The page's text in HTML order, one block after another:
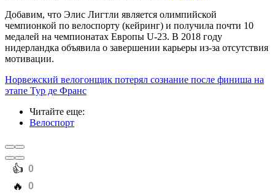
Добавим, что Элис Лигтли является олимпийской
чемпионкой по велоспорту (кейринг) и получила почти 10
медалей на чемпионатах Европы U-23. В 2018 году
нидерландка объявила о завершении карьеры из-за отсутствия
мотивации.
Норвежский велогонщик потерял сознание после финиша на
этапе Тур де Франс
Читайте еще:
Велоспорт
️👍 0
️🔥 0